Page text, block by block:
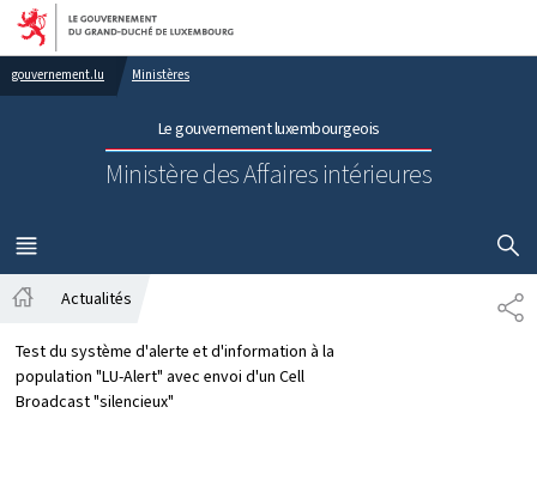
Aller au menu principal
Aller au contenu
gouvernement.lu Ministères
Le gouvernement luxembourgeois
Ministère des Affaires intérieures
MENU
PRINCIPAL
Actualités
Test du système d'alerte et d'information à la
population "LU-Alert" avec envoi d'un Cell
Broadcast "silencieux"